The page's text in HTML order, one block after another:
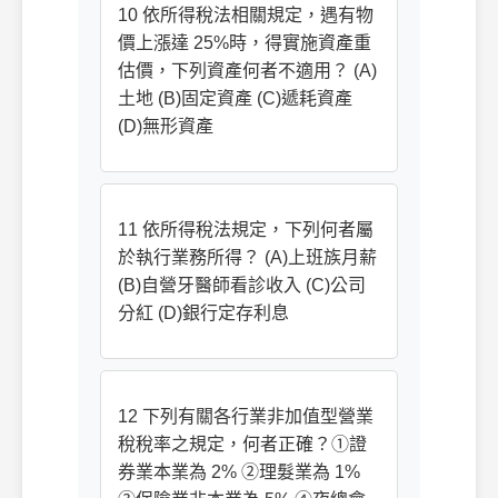
10 依所得稅法相關規定，遇有物
價上漲達 25%時，得實施資產重
估價，下列資產何者不適用？ (A)
土地 (B)固定資產 (C)遞耗資產
(D)無形資產
11 依所得稅法規定，下列何者屬
於執行業務所得？ (A)上班族月薪
(B)自營牙醫師看診收入 (C)公司
分紅 (D)銀行定存利息
12 下列有關各行業非加值型營業
稅稅率之規定，何者正確？①證
券業本業為 2% ②理髮業為 1%